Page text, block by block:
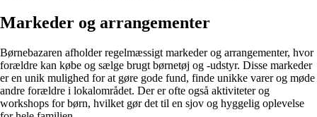
Markeder og arrangementer
Børnebazaren afholder regelmæssigt markeder og arrangementer, hvor
forældre kan købe og sælge brugt børnetøj og -udstyr. Disse markeder
er en unik mulighed for at gøre gode fund, finde unikke varer og møde
andre forældre i lokalområdet. Der er ofte også aktiviteter og
workshops for børn, hvilket gør det til en sjov og hyggelig oplevelse